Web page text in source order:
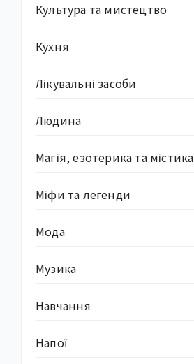
Культура та мистецтво
Кухня
Лікувальні засоби
Людина
Магія, езотерика та містика
Міфи та легенди
Мода
Музика
Навчання
Напої